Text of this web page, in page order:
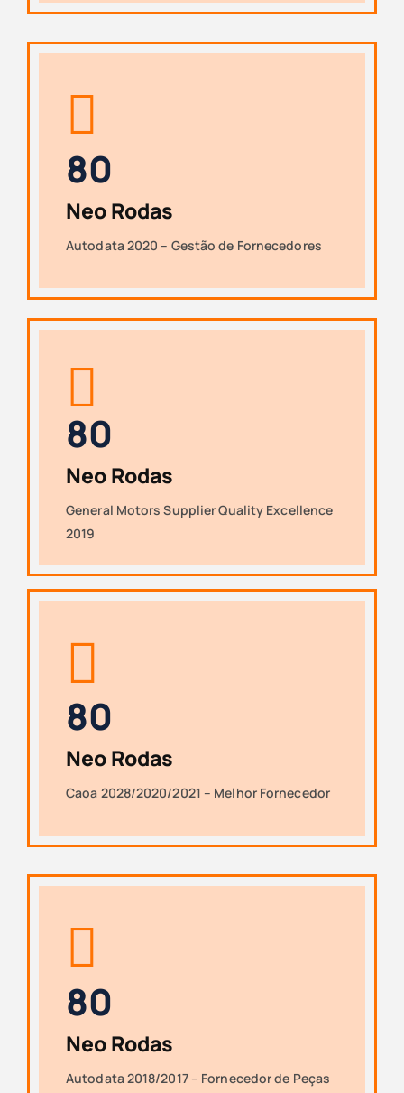
80
Neo Rodas
Autodata 2020 – Gestão de Fornecedores
80
Neo Rodas
General Motors Supplier Quality Excellence
2019
80
Neo Rodas
Caoa 2028/2020/2021 – Melhor Fornecedor
80
Neo Rodas
Autodata 2018/2017 – Fornecedor de Peças